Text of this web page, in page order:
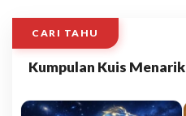
CARI TAHU
Kumpulan Kuis Menarik